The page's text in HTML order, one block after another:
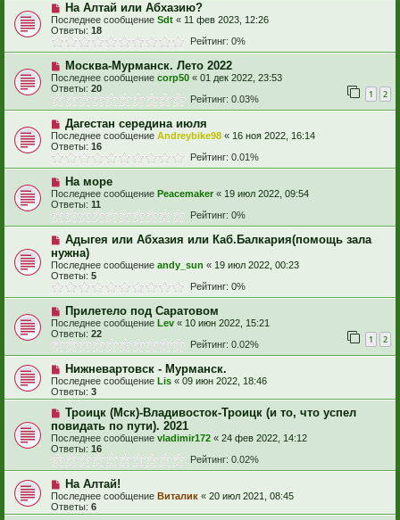
На Алтай или Абхазию?
Последнее сообщение Sdt « 11 фев 2023, 12:26
Ответы: 18
Рейтинг: 0%
Москва-Мурманск. Лето 2022
Последнее сообщение corp50 « 01 дек 2022, 23:53
Ответы: 20 1 2
Рейтинг: 0.03%
Дагестан середина июля
Последнее сообщение Andreybike98 « 16 ноя 2022, 16:14
Ответы: 16
Рейтинг: 0.01%
На море
Последнее сообщение Peacemaker « 19 июл 2022, 09:54
Ответы: 11
Рейтинг: 0%
Адыгея или Абхазия или Каб.Балкария(помощь зала
нужна)
Последнее сообщение andy_sun « 19 июл 2022, 00:23
Ответы: 5
Рейтинг: 0%
Прилетело под Саратовом
Последнее сообщение Lev « 10 июн 2022, 15:21
Ответы: 22 1 2
Рейтинг: 0.02%
Нижневартовск - Мурманск.
Последнее сообщение Lis « 09 июн 2022, 18:46
Ответы: 3
Троицк (Мск)-Владивосток-Троицк (и то, что успел
повидать по пути). 2021
Последнее сообщение vladimir172 « 24 фев 2022, 14:12
Ответы: 16
Рейтинг: 0.02%
На Алтай!
Последнее сообщение Виталик « 20 июл 2021, 08:45
Ответы: 6